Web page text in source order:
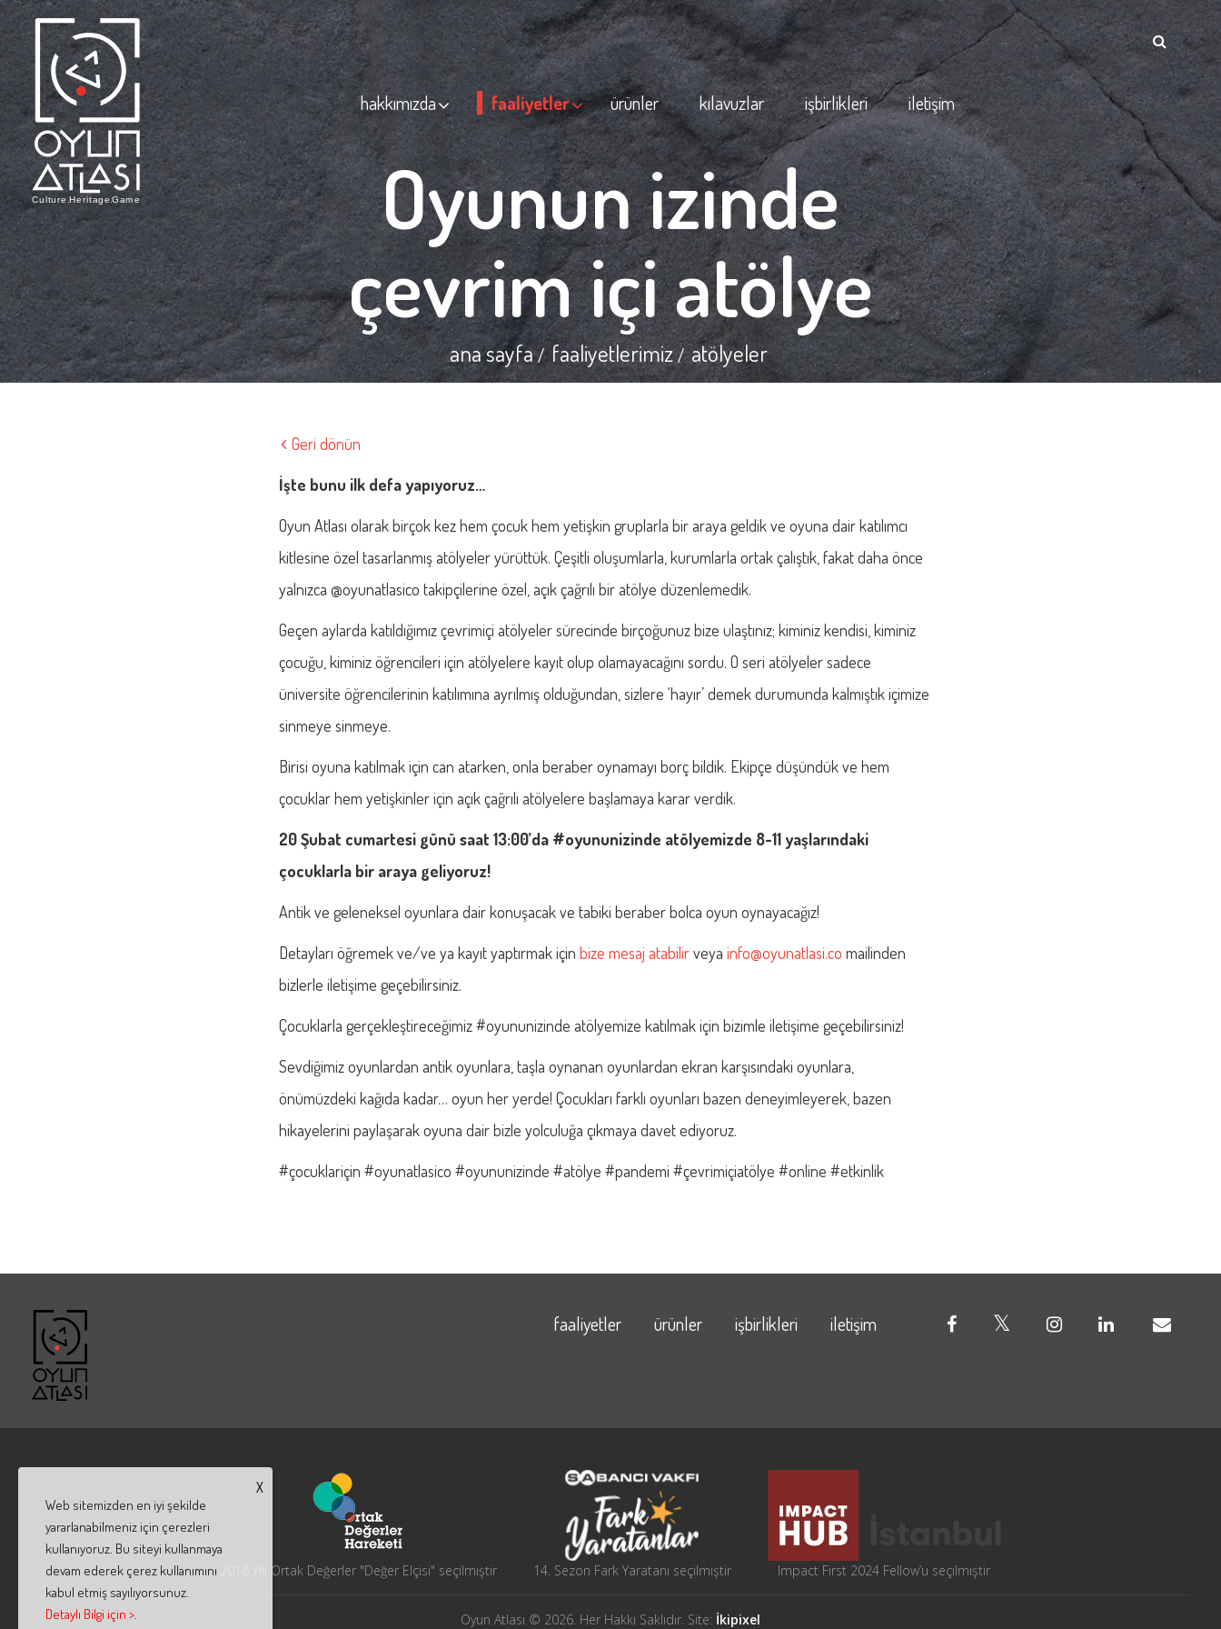
hakkımızda faaliyetler ürünler kılavuzlar işbirlikleri iletişim
Oyunun izinde
çevrim içi atölye
ana sayfa faaliyetlerimiz atölyeler
Geri dönün
İşte bunu ilk defa yapıyoruz…
Oyun Atlası olarak birçok kez hem çocuk hem yetişkin gruplarla bir araya geldik ve oyuna dair katılımcı
kitlesine özel tasarlanmış atölyeler yürüttük. Çeşitli oluşumlarla, kurumlarla ortak çalıştık, fakat daha önce
yalnızca @oyunatlasico takipçilerine özel, açık çağrılı bir atölye düzenlemedik.
Geçen aylarda katıldığımız çevrimiçi atölyeler sürecinde birçoğunuz bize ulaştınız; kiminiz kendisi, kiminiz
çocuğu, kiminiz öğrencileri için atölyelere kayıt olup olamayacağını sordu. O seri atölyeler sadece
üniversite öğrencilerinin katılımına ayrılmış olduğundan, sizlere ‘hayır’ demek durumunda kalmıştık içimize
sinmeye sinmeye.
Birisi oyuna katılmak için can atarken, onla beraber oynamayı borç bildik. Ekipçe düşündük ve hem
çocuklar hem yetişkinler için açık çağrılı atölyelere başlamaya karar verdik.
20 Şubat cumartesi günü saat 13:00’da #oyununizinde atölyemizde 8-11 yaşlarındaki
çocuklarla bir araya geliyoruz!
Antik ve geleneksel oyunlara dair konuşacak ve tabiki beraber bolca oyun oynayacağız!
Detayları öğremek ve/ve ya kayıt yaptırmak için bize mesaj atabilirveya info@oyunatlasi.co mailinden
bizlerle iletişime geçebilirsiniz.
Çocuklarla gerçekleştireceğimiz #oyununizinde atölyemize katılmak için bizimle iletişime geçebilirsiniz!
Sevdiğimiz oyunlardan antik oyunlara, taşla oynanan oyunlardan ekran karşısındaki oyunlara,
önümüzdeki kağıda kadar… oyun her yerde! Çocukları farklı oyunları bazen deneyimleyerek, bazen
hikayelerini paylaşarak oyuna dair bizle yolculuğa çıkmaya davet ediyoruz.
#çocuklariçin #oyunatlasico #oyununizinde #atölye #pandemi #çevrimiçiatölye #online #etkinlik
faaliyetler ürünler işbirlikleri iletişim
2018 Yılı Ortak Değerler "Değer Elçisi" seçilmiştir 14. Sezon Fark Yaratanı seçilmiştir Impact First 2024 Fellow’u seçilmiştir
Oyun Atlası © 2026. Her Hakkı Saklıdır. Site: İkipixel
Web sitemizden en iyi şekilde
yararlanabilmeniz için çerezleri
kullanıyoruz. Bu siteyi kullanmaya
devam ederek çerez kullanımını
kabul etmiş sayılıyorsunuz.
Detaylı Bilgi için >.
X